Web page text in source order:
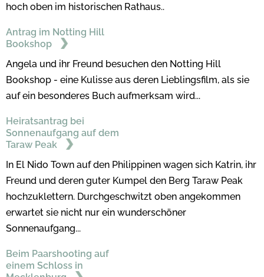
hoch oben im historischen Rathaus..
Antrag im Notting Hill
Bookshop
Angela und ihr Freund besuchen den Notting Hill
Bookshop - eine Kulisse aus deren Lieblingsfilm, als sie
auf ein besonderes Buch aufmerksam wird...
Heiratsantrag bei
Sonnenaufgang auf dem
Taraw Peak
In El Nido Town auf den Philippinen wagen sich Katrin, ihr
Freund und deren guter Kumpel den Berg Taraw Peak
hochzuklettern. Durchgeschwitzt oben angekommen
erwartet sie nicht nur ein wunderschöner
Sonnenaufgang...
Beim Paarshooting auf
einem Schloss in